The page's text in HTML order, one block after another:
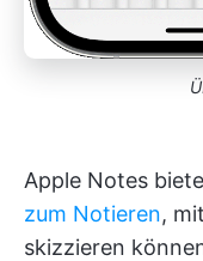
Apple Notes
zum Notieren,
skizzieren